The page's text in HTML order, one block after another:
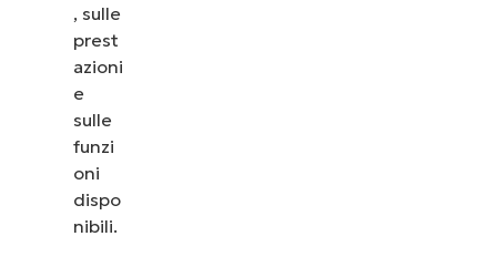
, sulle
prest
azioni
e
sulle
funzi
oni
dispo
nibili.